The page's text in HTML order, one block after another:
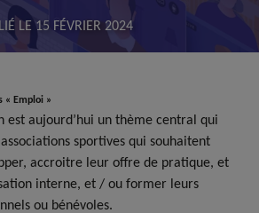
LE15 FÉVRIER 2024
« Emploi »
est aujourd’hui un thème central qui
sportives qui souhaitent
accroitre leur offre de pratique, et
interne, et / ou former leurs
ou bénévoles.